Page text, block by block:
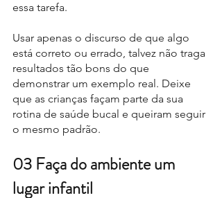
essa tarefa.
Usar apenas o discurso de que algo
está correto ou errado, talvez não traga
resultados tão bons do que
demonstrar um exemplo real. Deixe
que as crianças façam parte da sua
rotina de saúde bucal e queiram seguir
o mesmo padrão.
03 Faça do ambiente um
lugar infantil